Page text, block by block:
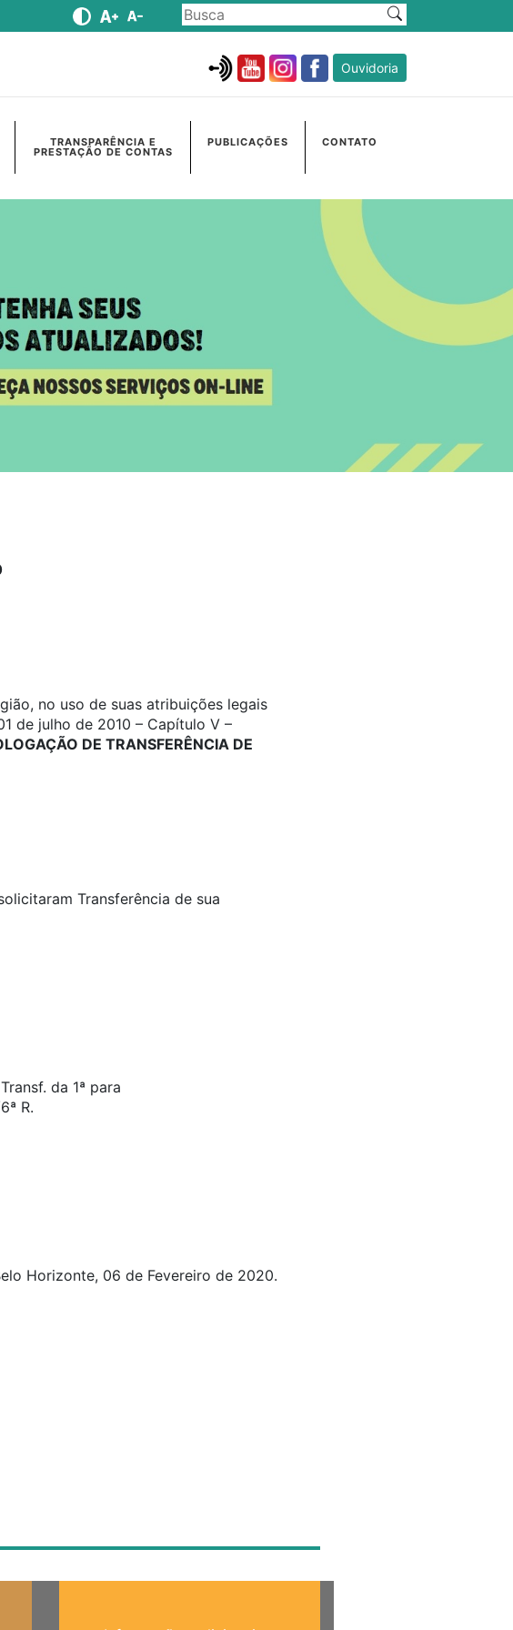
Ouvidoria
TRANSPARÊNCIA E
PRESTAÇÃO DE CONTAS
PUBLICAÇÕES CONTATO
no uso de suas atribuições legais
de julho de 2010 – Capítulo V –
DE TRANSFERÊNCIA DE
Transferência de sua
Transf. da 1ª para
6ª R.
Horizonte, 06 de Fevereiro de 2020.